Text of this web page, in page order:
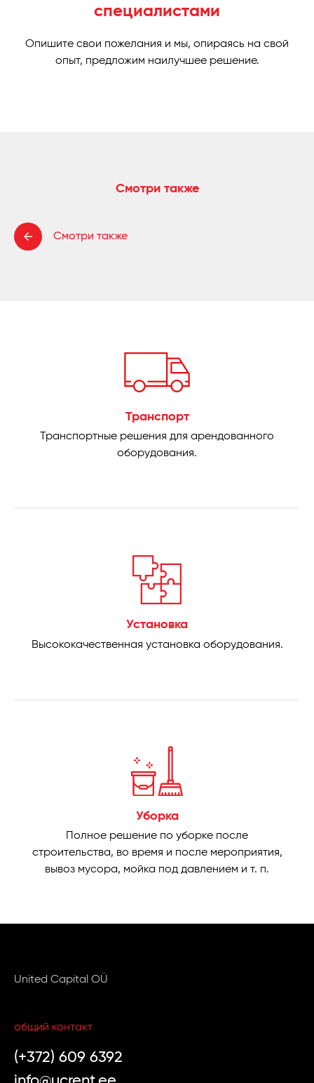
специалистами
Опишите свои пожелания и мы, опираясь на свой
опыт, предложим наилучшее решение.
Смотри также
Смотри также
Транспорт
Транспортные решения для арендованного
оборудования.
Установка
Высококачественная установка оборудования.
Уборка
Полное решение по уборке после
строительства, во время и после мероприятия,
вывоз мусора, мойка под давлением и т. п.
United Capital OÜ
общий контакт
(+372) 609 6392